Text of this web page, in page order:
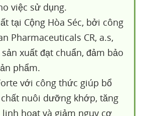
việc sử dụng.
tại Cộng Hòa Séc, bởi công
Pharmaceuticals CR, a.s,
xuất đạt chuẩn, đảm bảo
phẩm.
với công thức giúp bổ
nuôi dưỡng khớp, tăng
hoạt và giảm nguy cơ